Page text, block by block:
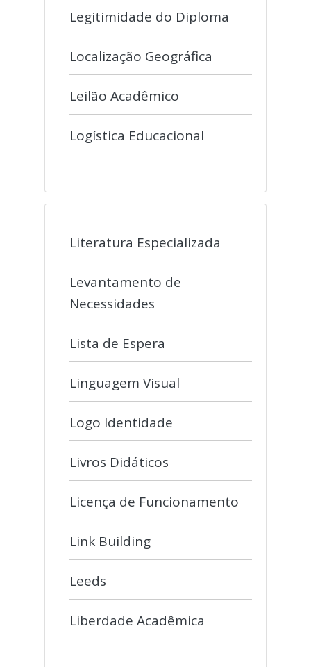
Legitimidade do Diploma
Localização Geográfica
Leilão Acadêmico
Logística Educacional
Literatura Especializada
Levantamento de
Necessidades
Lista de Espera
Linguagem Visual
Logo Identidade
Livros Didáticos
Licença de Funcionamento
Link Building
Leeds
Liberdade Acadêmica